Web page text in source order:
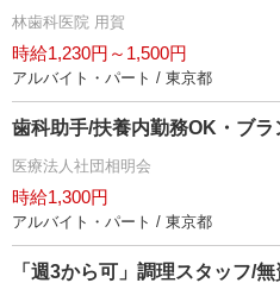
林歯科医院 用賀
時給1,230円～1,500円
アルバイト・パート / 東京都
歯科助手/扶養内勤務OK・ブラ
医療法人社団相明会
時給1,300円
アルバイト・パート / 東京都
「週3から可」調理スタッフ/